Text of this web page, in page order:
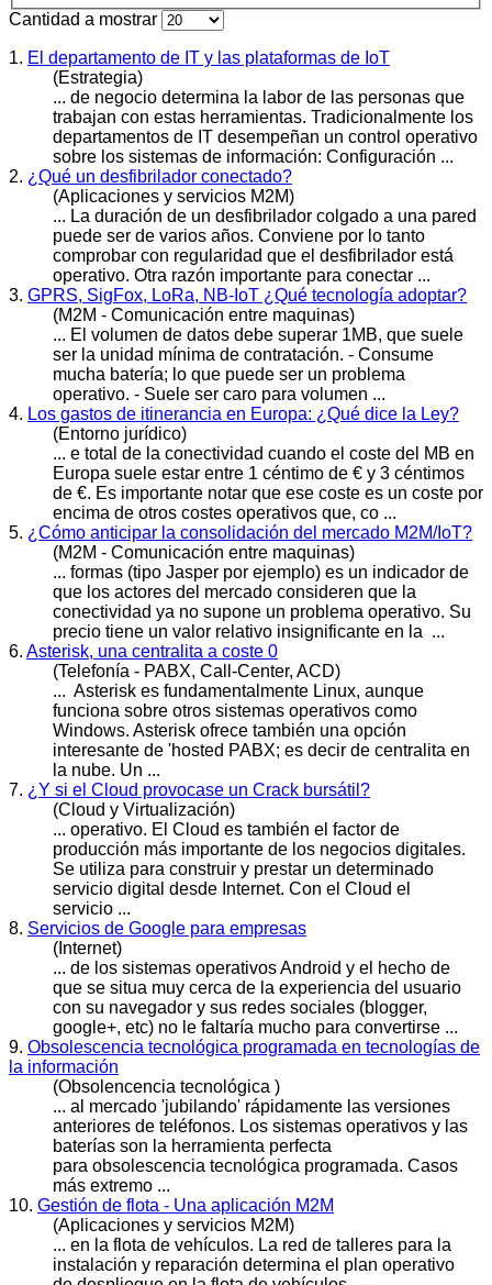
Cantidad a mostrar
1. El departamento de IT y las plataformas de IoT
(Estrategia)
... de negocio determina la labor de las personas que
trabajan con estas herramientas. Tradicionalmente los
departamentos de IT desempeñan un control operativo
sobre los sistemas de información: Configuración ...
2. ¿Qué un desfibrilador conectado?
(Aplicaciones y servicios M2M)
... La duración de un desfibrilador colgado a una pared
puede ser de varios años. Conviene por lo tanto
comprobar con regularidad que el desfibrilador está
operativo. Otra razón importante para conectar ...
3. GPRS, SigFox, LoRa, NB-IoT ¿Qué tecnología adoptar?
(M2M - Comunicación entre maquinas)
... El volumen de datos debe superar 1MB, que suele
ser la unidad mínima de contratación. - Consume
mucha batería; lo que puede ser un problema
operativo. - Suele ser caro para volumen ...
4. Los gastos de itinerancia en Europa: ¿Qué dice la Ley?
(Entorno jurídico)
... e total de la conectividad cuando el coste del MB en
Europa suele estar entre 1 céntimo de € y 3 céntimos
de €. Es importante notar que ese coste es un coste por
encima de otros costes operativos que, co ...
5. ¿Cómo anticipar la consolidación del mercado M2M/IoT?
(M2M - Comunicación entre maquinas)
... formas (tipo Jasper por ejemplo) es un indicador de
que los actores del mercado consideren que la
conectividad ya no supone un problema operativo. Su
precio tiene un valor relativo insignificante en la ...
6. Asterisk, una centralita a coste 0
(Telefonía - PABX, Call-Center, ACD)
... Asterisk es fundamentalmente Linux, aunque
funciona sobre otros sistemas operativos como
Windows. Asterisk ofrece también una opción
interesante de 'hosted PABX; es decir de centralita en
la nube. Un ...
7. ¿Y si el Cloud provocase un Crack bursátil?
(Cloud y Virtualización)
... operativo. El Cloud es también el factor de
producción más importante de los negocios digitales.
Se utiliza para construir y prestar un determinado
servicio digital desde Internet. Con el Cloud el
servicio ...
8. Servicios de Google para empresas
(Internet)
... de los sistemas operativos Android y el hecho de
que se situa muy cerca de la experiencia del usuario
con su navegador y sus redes sociales (blogger,
google+, etc) no le faltaría mucho para convertirse ...
9. Obsolescencia tecnológica programada en tecnologías de
la información
(Obsolencencia tecnológica )
... al mercado 'jubilando' rápidamente las versiones
anteriores de teléfonos. Los sistemas operativos y las
baterías son la herramienta perfecta
para obsolescencia tecnológica programada. Casos
más extremo ...
10. Gestión de flota - Una aplicación M2M
(Aplicaciones y servicios M2M)
... en la flota de vehículos. La red de talleres para la
instalación y reparación determina el plan operativo